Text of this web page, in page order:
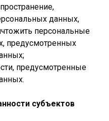
данных,
персональные
предусмотренных
предусмотренные
субъектов